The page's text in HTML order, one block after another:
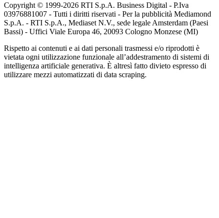
Copyright © 1999-2026 RTI S.p.A. Business Digital - P.Iva
03976881007 - Tutti i diritti riservati - Per la pubblicità Mediamond
S.p.A. - RTI S.p.A., Mediaset N.V., sede legale Amsterdam (Paesi
Bassi) - Uffici Viale Europa 46, 20093 Cologno Monzese (MI)
Rispetto ai contenuti e ai dati personali trasmessi e/o riprodotti è
vietata ogni utilizzazione funzionale all’addestramento di sistemi di
intelligenza artificiale generativa. È altresì fatto divieto espresso di
utilizzare mezzi automatizzati di data scraping.